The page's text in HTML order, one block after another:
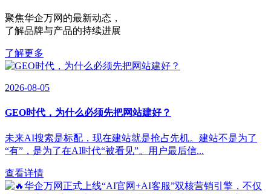
聚焦华企万网的最新动态 ，
了解品牌与产品的持续进展
了解更多
2026-08-05
GEO时代，为什么必须先把网站建好？
未来AI搜索是标配，现在建站就是抢占先机。建站不是为了
“有”，是为了在AI时代“被看见”。用户最后信...
查看详情